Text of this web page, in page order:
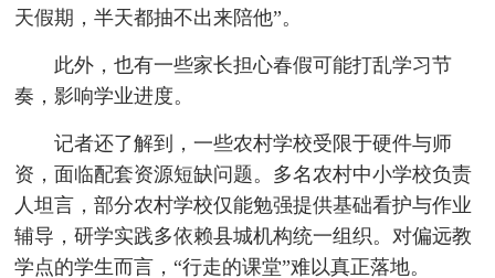
天假期，半天都抽不出来陪他”。
此外，也有一些家长担心春假可能打乱学习节
奏，影响学业进度。
记者还了解到，一些农村学校受限于硬件与师
资，面临配套资源短缺问题。多名农村中小学校负责
人坦言，部分农村学校仅能勉强提供基础看护与作业
辅导，研学实践多依赖县城机构统一组织。对偏远教
学点的学生而言，“行走的课堂”难以真正落地。